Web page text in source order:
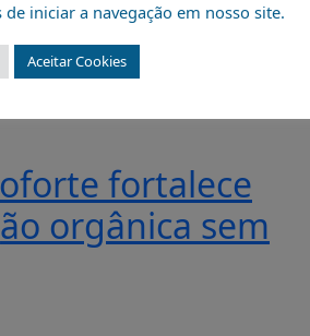
menos conflitos
fortalece
orgânica sem
de iniciar a navegação em nosso site.
Aceitar Cookies